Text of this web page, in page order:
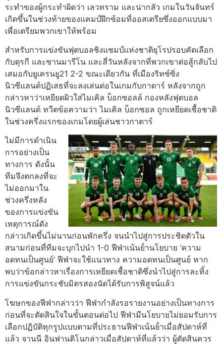
ระทําของผู้กระทําผิดว่า เลวทราม และน่ากลัว เกมในวันจันทร์
เกิดขึ้นในช่วงท้ายของแคมป์ฝึกซ้อมที่ออสเตรียซึ่งออกแบบมา
เพื่อเตรียมพวกเขาให้พร้อม
สําหรับการแข่งขันฟุตบอลชิงแชมป์แห่งชาติยุโรปรอบคัดเลือก
กับตุรกี และซานมารีโน และสี่วันหลังจากที่พวกเขาต่อสู้กลับไป
เสมอกับยูเครนยู21 2-2 ขณะเดียวกัน ที่เมืองริทซ์ซิ่ง
นิวซีแลนด์ปฏิเสธที่จะลงเล่นต่อในเกมกับกาตาร์ หลังจากถูก
กล่าวหาว่าเหยียดผิวใส่ไมเคิล บ็อกซอลล์ กองหลังฟุตบอล
นิวซีแลนด์ ทวีตข้อความว่า ไมเคิล บ็อกซอล ถูกเหยียดเชื้อชาติ
ในช่วงครึ่งแรกของเกมโดยผู้เล่นชาวกาตาร์
ไม่มีการดําเนิน
การอย่างเป็น
ทางการ ดังนั้น
ทีมจึงตกลงที่จะ
ไม่ออกมาใน
ช่วงครึ่งหลัง
ของการแข่งขัน
เหตุการณ์ดัง
กล่าวเกิดขึ้นไม่นานก่อนพักครึ่ง จนนําไปสู่การประชิดตัวใน
สนามก่อนที่ทีมจะบุกไปนํา 1-0 ฟีฟ่าเน้นย้ํานโยบาย ‘ความ
อดทนเป็นศูนย์’ ฟีฟ่าจะใช้แนวทาง ความอดทนเป็นศูนย์ หาก
พบว่าข้อกล่าวหาเรื่องการเหยียดเชื้อชาติซึ่งนําไปสู่การละทิ้ง
การแข่งขันกระชับมิตรสองนัดได้รับการพิสูจน์แล้ว
โฆษกของฟีฟ่ากล่าวว่า ฟีฟ่ากําลังรอรายงานอย่างเป็นทางการ
ก่อนที่จะตัดสินใจในขั้นตอนต่อไป ฟีฟ่ามีนโยบายไม่ยอมรับการ
เลือกปฏิบัติทุกรูปแบบตามที่ประธานฟีฟ่าเน้นย้ําเมื่อสัปดาห์ที่
แล้ว จานนี อินฟานติโนกล่าวเมื่อสัปดาห์ที่แล้วว่า ผู้ตัดสินควร